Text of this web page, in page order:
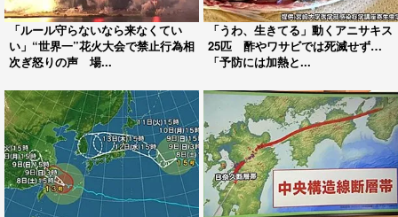
「ルール守らないなら来なくてい
い」“世界一”花火大会で禁止行為相
次ぎ怒りの声 場...
「うわ、生きてる」動くアニサキス
25匹 酢やワサビでは死滅せず…
「予防には加熱と...